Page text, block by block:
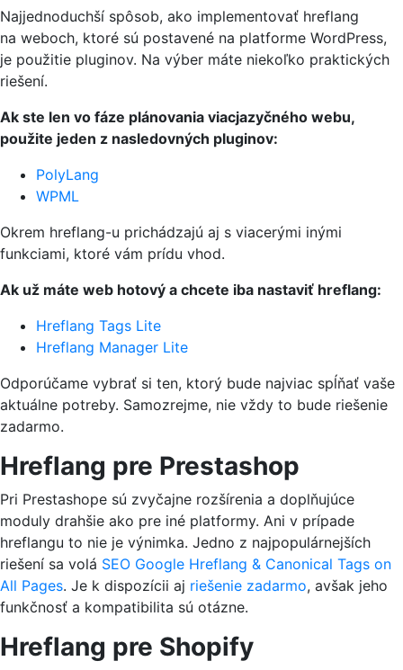
Najjednoduchší spôsob, ako implementovať hreflang
na weboch, ktoré sú postavené na platforme WordPress,
je použitie pluginov. Na výber máte niekoľko praktických
riešení.
Ak ste len vo fáze plánovania viacjazyčného webu,
použite jeden z nasledovných pluginov:
PolyLang
WPML
Okrem hreflang-u prichádzajú aj s viacerými inými
funkciami, ktoré vám prídu vhod.
Ak už máte web hotový a chcete iba nastaviť hreflang:
Hreflang Tags Lite
Hreflang Manager Lite
Odporúčame vybrať si ten, ktorý bude najviac spĺňať vaše
aktuálne potreby. Samozrejme, nie vždy to bude riešenie
zadarmo.
Hreflang pre Prestashop
Pri Prestashope sú zvyčajne rozšírenia a doplňujúce
moduly drahšie ako pre iné platformy. Ani v prípade
hreflangu to nie je výnimka. Jedno z najpopulárnejších
riešení sa volá SEO Google Hreflang & Canonical Tags on
All Pages. Je k dispozícii aj riešenie zadarmo, avšak jeho
funkčnosť a kompatibilita sú otázne.
Hreflang pre Shopify